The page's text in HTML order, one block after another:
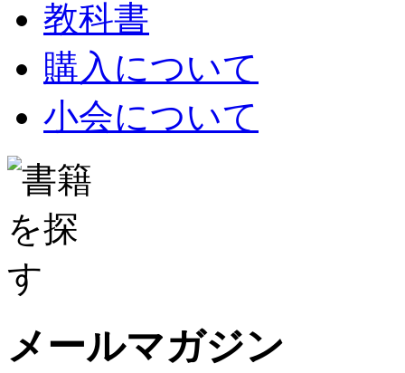
教科書
購入について
小会について
メールマガジン